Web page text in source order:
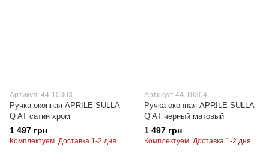
Артикул: 44-10303
Ручка оконная APRILE SULLA
Q AT сатин хром
1 497 грн
Комплектуем. Доставка 1-2 дня.
Артикул: 44-10304
Ручка оконная APRILE SULLA
Q AT черный матовый
1 497 грн
Комплектуем. Доставка 1-2 дня.